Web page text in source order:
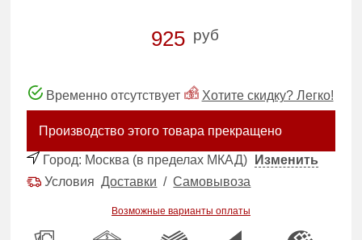
925 руб
Временно отсутствует Хотите скидку? Легко!
Производство этого товара прекращено
Город: Москва (в пределах МКАД)
Изменить
УсловияДоставки /Самовывоза
Возможные варианты оплаты